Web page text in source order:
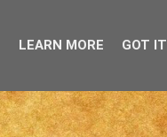
LEARN MORE GOT IT